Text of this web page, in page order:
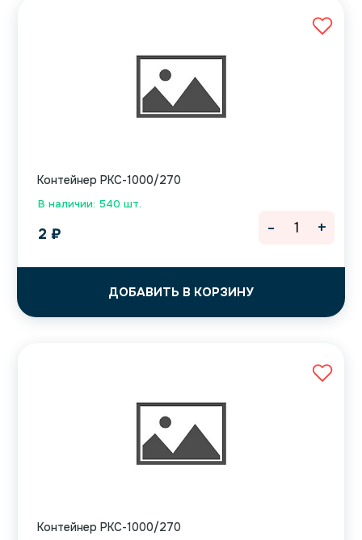
В наличии: 540 шт.
Контейнер РКС-1000/270
2 ₽
ДОБАВИТЬ В КОРЗИНУ
- +
Контейнер РКС-1000/270